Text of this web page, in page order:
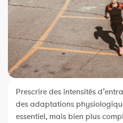
Prescrire des intensités
des adaptations
essentiel, mais bien plus